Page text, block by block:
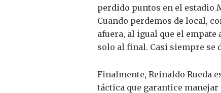
perdido puntos en el estadio
Cuando perdemos de local,
afuera, al igual que el
solo al final. Casi siempre se
Finalmente, Reinaldo Rueda
táctica que garantice manejar